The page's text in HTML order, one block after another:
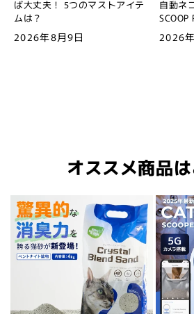
ば大丈夫！ 5つのマストアイテ
ムは？
2026年8月9日
自動ネ
SCOOP
2026
オススメ商品